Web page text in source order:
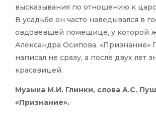
высказывания по отношению к
В усадьбе он часто наведывался в
овдовевшей помещице, у которой
Александра Осипова. «Признание»
написал не сразу, а после двух лет
красавицей.
Музыка М.И. Глинки, слова А.С.
«Признание».